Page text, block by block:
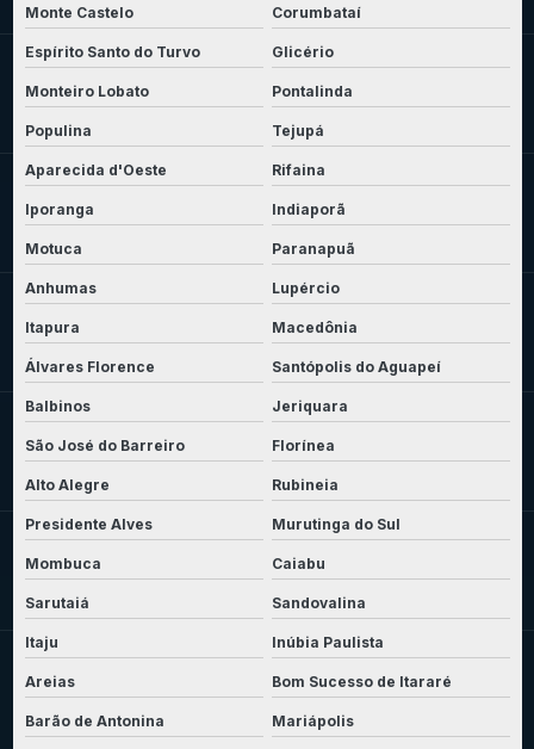
Monte Castelo Corumbataí
Espírito Santo do Turvo Glicério
Monteiro Lobato Pontalinda
Populina Tejupá
Aparecida d'Oeste Rifaina
Iporanga Indiaporã
Motuca Paranapuã
Anhumas Lupércio
Itapura Macedônia
Álvares Florence Santópolis do Aguapeí
Balbinos Jeriquara
São José do Barreiro Florínea
Alto Alegre Rubineia
Presidente Alves Murutinga do Sul
Mombuca Caiabu
Sarutaiá Sandovalina
Itaju Inúbia Paulista
Areias Bom Sucesso de Itararé
Barão de Antonina Mariápolis